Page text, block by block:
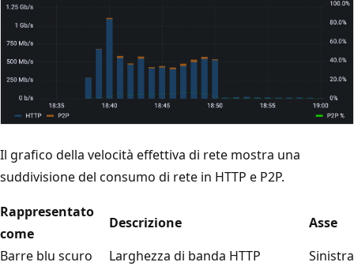
Il grafico della velocità effettiva di rete mostra una
suddivisione del consumo di rete in HTTP e P2P.
Rappresentato
come
Descrizione
Asse
Barre blu scuro
Larghezza di banda HTTP
Sinistra